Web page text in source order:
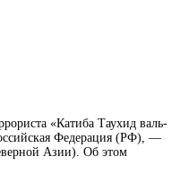
«Катиба Таухид валь-
Федерация (РФ), —
Азии). Об этом